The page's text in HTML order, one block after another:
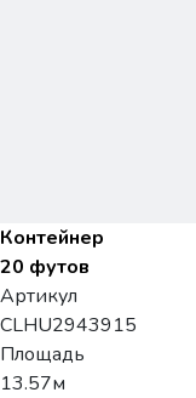
Контейнер
20 футов
Артикул
CLHU2943915
Площадь
13.57м